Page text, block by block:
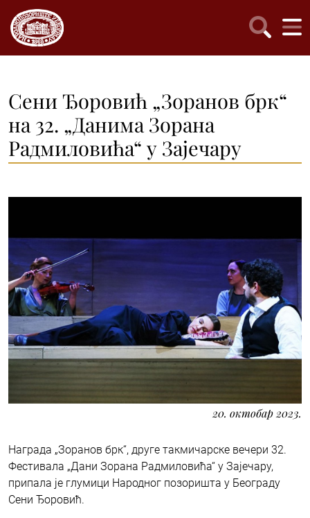
Сени Ђоровић „Зоранов брк“
на 32. „Данима Зорана
Радмиловића“ у Зајечару
20. октобар 2023.
Награда „Зоранов брк“, друге такмичарске вечери 32.
Фестивала „Дани Зорана Радмиловића“ у Зајечару,
припала је глумици Народног позоришта у Београду
Сени Ђоровић.